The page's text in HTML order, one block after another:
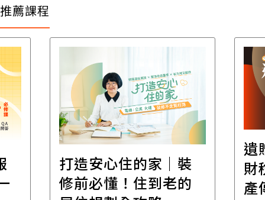
推薦課程
打造安心住的家｜裝
修前必懂！住到老的
遺
財
產